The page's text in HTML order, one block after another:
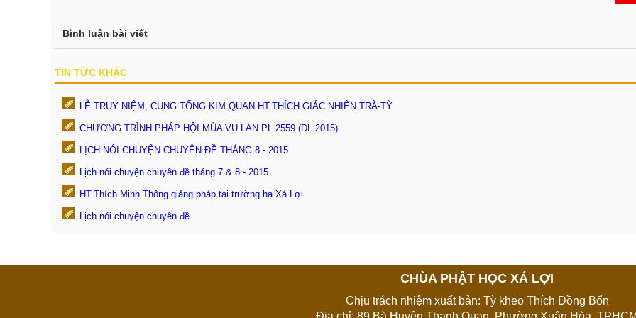
Bình luận bài viết
TIN TỨC KHÁC
LỄ TRUY NIỆM, CUNG TỐNG KIM QUAN HT.THÍCH GIÁC NHIÊN TRÀ-TỲ
CHƯƠNG TRÌNH PHÁP HỘI MÙA VU LAN PL 2559 (DL 2015)
LỊCH NÓI CHUYỆN CHUYÊN ĐỀ THÁNG 8 - 2015
Lịch nói chuyện chuyên đề tháng 7 & 8 - 2015
HT.Thích Minh Thông giảng pháp tại trường hạ Xá Lợi
Lịch nói chuyện chuyên đề
CHÙA PHẬT HỌC XÁ LỢI
Chịu trách nhiệm xuất bản: Tỳ kheo Thích Đồng Bổn